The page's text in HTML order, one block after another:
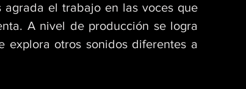
el trabajo en las voces que
A nivel de producción se logra
explora otros sonidos diferentes a